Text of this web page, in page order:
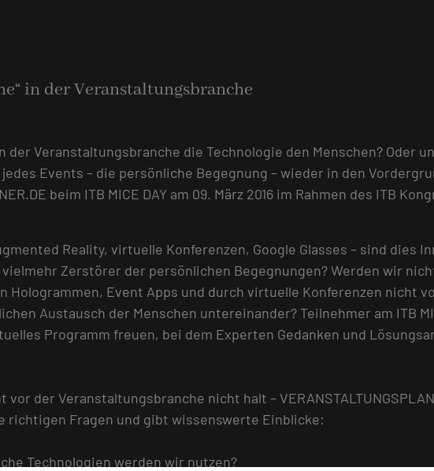
in der Veranstaltungsbranche
der Veranstaltungsbranche die Technologie den Menschen? Oder
Events – die persönliche Begegnung – wieder in den
beim ITB MICE DAY am 09. März 2016 im Rahmen des ITB
Reality, virtuelle Konferenzen, Google Glasses – sind dies
Zerstörer der persönlichen Begegnungen? Werden wir
Hologrammen, Event Apps und durch virtuelle Konferenzen nicht
Austausch der Menschen untereinander? Teilnehmer am ITB
Programm freuen, bei dem Experten Gedanken und
vor der Veranstaltungsbranche nicht halt –
richtigen Fragen und gibt wissenswerte Einblicke:
Technologien werden wir nutzen?